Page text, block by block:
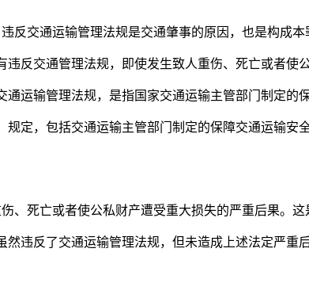
反交通运输管理法规是交通肇事的原因，也是构成本
违反交通管理法规，即使发生致人重伤、死亡或者使
通运输管理法规，是指国家交通运输主管部门制定的
规定，包括交通运输主管部门制定的保障交通运输安
、死亡或者使公私财产遭受重大损失的严重后果。这
违反了交通运输管理法规，但未造成上述法定严重